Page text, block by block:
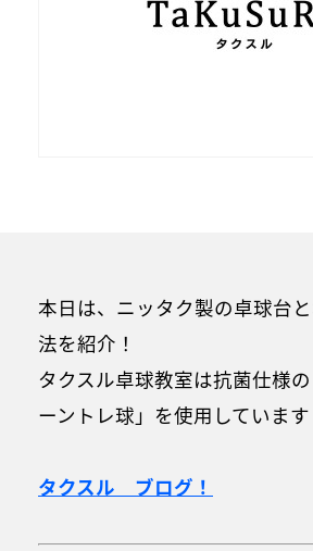
本日は、ニッタク製の卓球台
法を紹介！
タクスル卓球教室は抗菌仕様
ーントレ球」を使用しています
タクスル ブログ！